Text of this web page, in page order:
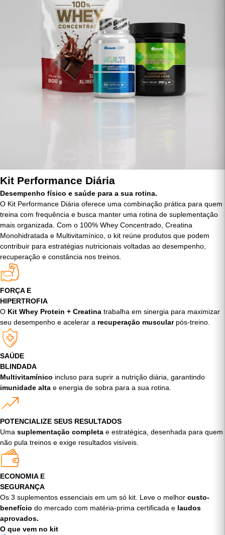
Kit Performance Diária
Desempenho físico e saúde para a sua rotina.
O Kit Performance Diária oferece uma combinação prática para quem
treina com frequência e busca manter uma rotina de suplementação
mais organizada. Com o 100% Whey Concentrado, Creatina
Monohidratada e Multivitamínico, o kit reúne produtos que podem
contribuir para estratégias nutricionais voltadas ao desempenho,
recuperação e constância nos treinos.
FORÇA E
HIPERTROFIA
OKit Whey Protein + Creatina
seu desempenho e acelerar a
SAÚDE
BLINDADA
Multivitamínico
imunidade alta
POTENCIALIZE SEUS RESULTADOS
Umasuplementação completa
não pula treinos e exige resultados visíveis.
ECONOMIA E
SEGURANÇA
Os 3 suplementos essenciais em um só kit. Leve o melhor
benefíciodo mercado com matéria-prima certificada e